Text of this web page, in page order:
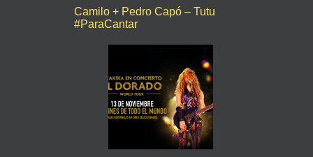
Camilo + Pedro Capó – Tutu
#ParaCantar